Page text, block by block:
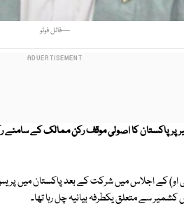
—فائل فوٹو
پر پاکستان کا اصولی موقف رکن ممالک کے
کے اجلاس میں شرکت کے بعد پاکستان میں پریس
کشمیر سے متعلق یکطرفہ بیانیہ چل رہا تھا۔